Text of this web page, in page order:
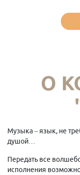
О
Музыка – язык, не
душой…
Передать все
исполнения